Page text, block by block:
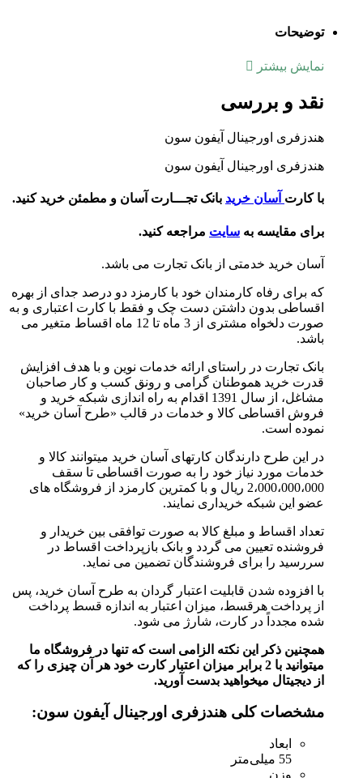
توضیحات
نمایش بیشتر
نقد و بررسی
هندزفری اورجینال آیفون سون
هندزفری اورجینال آیفون سون
با کارت آسان خرید بانک تجـــارت آسان و مطمئن خرید کنید.
برای مقایسه به سایت مراجعه کنید.
آسان خرید خدمتی از بانک تجارت می باشد.
که برای رفاه کارمندان خود با کارمزد دو درصد جدای از بهره
اقساطی بدون داشتن دست چک و فقط با کارت اعتباری و به
صورت دلخواه مشتری از 3 ماه تا 12 ماه اقساط متغیر می
باشد.
بانک تجارت در راستای ارائه خدمات نوین و با هدف افزایش
قدرت خرید هموطنان گرامی و رونق کسب و کار صاحبان
مشاغل، از سال 1391 اقدام به راه اندازی شبکه خرید و
فروش اقساطی کالا و خدمات در قالب «طرح آسان خرید»
نموده است.
در این طرح دارندگان کارتهای آسان خرید میتوانند کالا و
خدمات مورد نیاز خود را به صورت اقساطی تا سقف
2،000،000،000 ریال و با کمترین کارمزد از فروشگاه های
عضو این شبکه خریداری نمایند.
تعداد اقساط و مبلغ کالا به صورت توافقی بین خریدار و
فروشنده تعیین می گردد و بانک بازپرداخت اقساط در
سررسید را برای فروشندگان تضمین می نماید.
با افزوده شدن قابلیت اعتبار گردان به طرح آسان خرید، پس
از پرداخت هرقسط، میزان اعتبار به اندازه قسط پرداخت
شده مجدداً در کارت، شارژ می شود.
همچنین ذکر این نکته الزامی است که تنها در فروشگاه ما
میتوانید با 2 برابر میزان اعتبار کارت خود هر آن چیزی را که
از دیجیتال میخواهید بدست آورید.
مشخصات کلی هندزفری اورجینال آیفون سون:
ابعاد
55 میلی‌متر
وزن